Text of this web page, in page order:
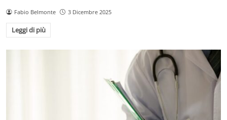
Fabio Belmonte 3 Dicembre 2025
Leggi di più